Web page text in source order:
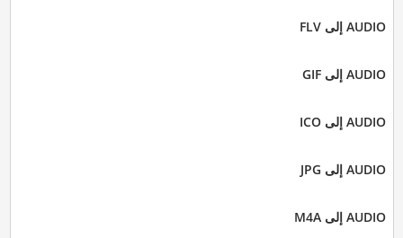
AUDIO إلى FLV
AUDIO إلى GIF
AUDIO إلى ICO
AUDIO إلى JPG
AUDIO إلى M4A